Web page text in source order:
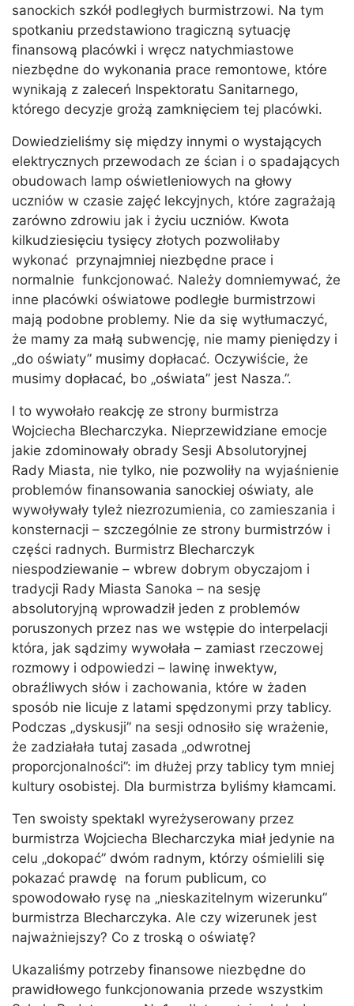
sanockich szkół podległych burmistrzowi. Na tym
spotkaniu przedstawiono tragiczną sytuację
finansową placówki i wręcz natychmiastowe
niezbędne do wykonania prace remontowe, które
wynikają z zaleceń Inspektoratu Sanitarnego,
którego decyzje grożą zamknięciem tej placówki.
Dowiedzieliśmy się między innymi o wystających
elektrycznych przewodach ze ścian i o spadających
obudowach lamp oświetleniowych na głowy
uczniów w czasie zajęć lekcyjnych, które zagrażają
zarówno zdrowiu jak i życiu uczniów. Kwota
kilkudziesięciu tysięcy złotych pozwoliłaby
wykonać przynajmniej niezbędne prace i
normalnie funkcjonować. Należy domniemywać, że
inne placówki oświatowe podległe burmistrzowi
mają podobne problemy. Nie da się wytłumaczyć,
że mamy za małą subwencję, nie mamy pieniędzy i
„do oświaty” musimy dopłacać. Oczywiście, że
musimy dopłacać, bo „oświata” jest Nasza.”.
I to wywołało reakcję ze strony burmistrza
Wojciecha Blecharczyka. Nieprzewidziane emocje
jakie zdominowały obrady Sesji Absolutoryjnej
Rady Miasta, nie tylko, nie pozwoliły na wyjaśnienie
problemów finansowania sanockiej oświaty, ale
wywoływały tyleż niezrozumienia, co zamieszania i
konsternacji – szczególnie ze strony burmistrzów i
części radnych. Burmistrz Blecharczyk
niespodziewanie – wbrew dobrym obyczajom i
tradycji Rady Miasta Sanoka – na sesję
absolutoryjną wprowadził jeden z problemów
poruszonych przez nas we wstępie do interpelacji
która, jak sądzimy wywołała – zamiast rzeczowej
rozmowy i odpowiedzi – lawinę inwektyw,
obraźliwych słów i zachowania, które w żaden
sposób nie licuje z latami spędzonymi przy tablicy.
Podczas „dyskusji” na sesji odnosiło się wrażenie,
że zadziałała tutaj zasada „odwrotnej
proporcjonalności”: im dłużej przy tablicy tym mniej
kultury osobistej. Dla burmistrza byliśmy kłamcami.
Ten swoisty spektakl wyreżyserowany przez
burmistrza Wojciecha Blecharczyka miał jedynie na
celu „dokopać” dwóm radnym, którzy ośmielili się
pokazać prawdę na forum publicum, co
spowodowało rysę na „nieskazitelnym wizerunku”
burmistrza Blecharczyka. Ale czy wizerunek jest
najważniejszy? Co z troską o oświatę?
Ukazaliśmy potrzeby finansowe niezbędne do
prawidłowego funkcjonowania przede wszystkim